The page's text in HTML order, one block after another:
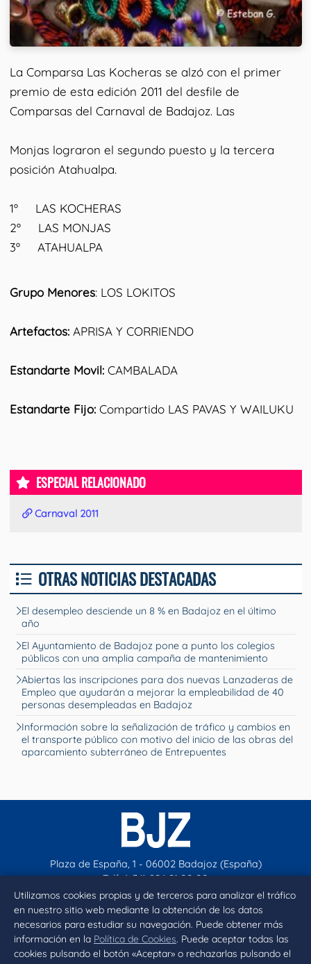
Utilizamos cookies propias y de terceros para analizar el tráfico
en nuestro sitio web mediante la obtención de los datos
necesarios para estudiar su navegación. Puede obtener más
información en la Política de Cookies. Puede aceptar todas las
cookies pulsando el botón «Aceptar» o rechazarlas pulsando el
La Comparsa Las Kocheras se alzó con el primer
premio de esta edición 2011 del desfile de
Comparsas del Carnaval de Badajoz. Las
Monjas lograron el segundo puesto y la tercera
posición Atahualpa.
1º LAS KOCHERAS
2º LAS MONJAS
3º ATAHUALPA
Grupo Menores: LOS LOKITOS
Artefactos:APRISA Y CORRIENDO
Estandarte Movil:CAMBALADA
Estandarte Fijo:Compartido LAS PAVAS Y WAILUKU
ESPECIAL RELACIONADO
Carnaval 2011
OTRAS NOTICIAS DESTACADAS
El desempleo desciende un 8 % en Badajoz en el último
año
El Ayuntamiento de Badajoz pone a punto los colegios
públicos con una amplia campaña de mantenimiento
Abiertas las inscripciones para dos nuevas Lanzaderas de
Empleo que ayudarán a mejorar la empleabilidad de 40
personas desempleadas en Badajoz
Información sobre la señalización de tráfico y cambios en
el transporte público con motivo del inicio de las obras del
aparcamiento subterráneo de Entrepuentes
Plaza de España, 1 - 06002 Badajoz (España)
Telf. (+34) 924 21 00 00
contacto@aytobadajoz.es
Facebook
X Instagram
YouTube